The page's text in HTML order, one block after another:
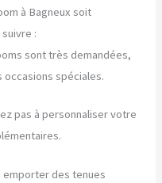
à Bagneux soit
:
sont très demandées,
spéciales.
pas à personnaliser votre
emporter des tenues